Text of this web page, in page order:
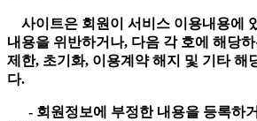
사이트은 회원이 서비스 이용내용에
내용을 위반하거나, 다음 각 호에 해당
제한, 초기화, 이용계약 해지 및 기타 해
다.
- 회원정보에 부정한 내용을 등록하